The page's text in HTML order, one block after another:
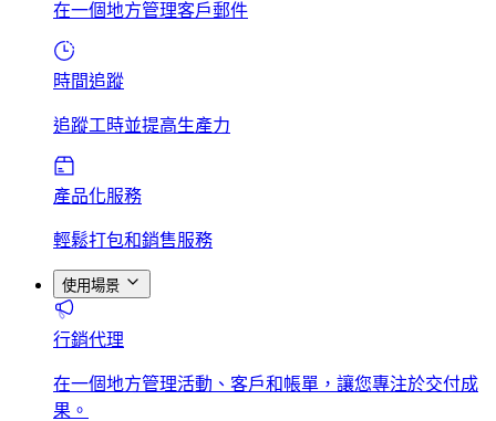
在一個地方管理客戶郵件
時間追蹤
追蹤工時並提高生產力
產品化服務
輕鬆打包和銷售服務
使用場景
行銷代理
在一個地方管理活動、客戶和帳單，讓您專注於交付成
果。